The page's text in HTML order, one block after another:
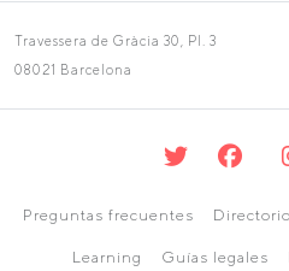
Travessera de Gràcia 30, Pl. 3
08021 Barcelona
Preguntas frecuentes Directorio
Learning Guías legales